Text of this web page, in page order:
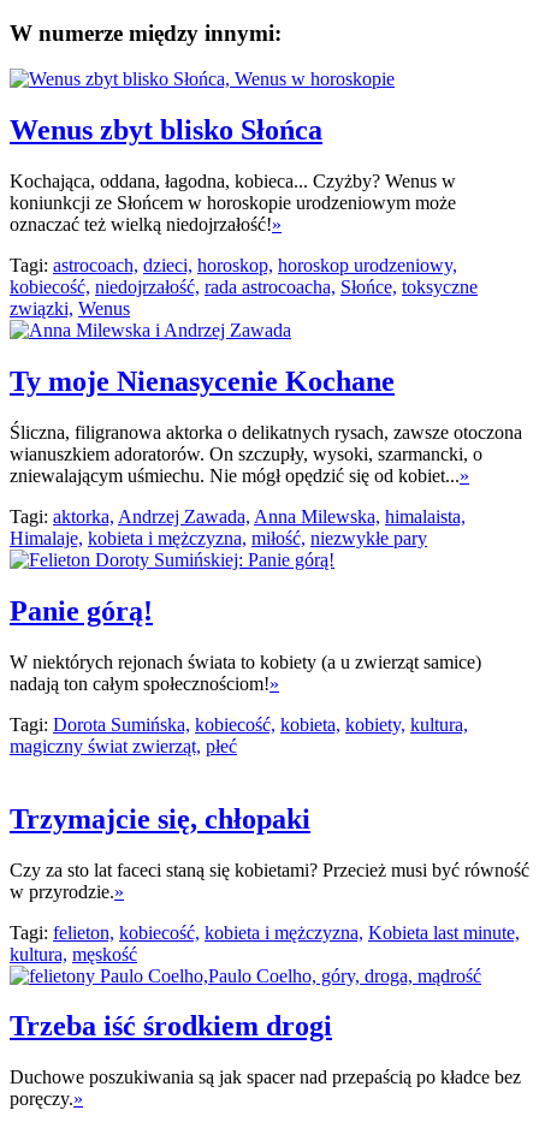
W numerze między innymi:
Wenus zbyt blisko Słońca
Kochająca, oddana, łagodna, kobieca... Czyżby? Wenus w
koniunkcji ze Słońcem w horoskopie urodzeniowym może
oznaczać też wielką niedojrzałość!»
Tagi: astrocoach, dzieci, horoskop, horoskop urodzeniowy,
kobiecość, niedojrzałość, rada astrocoacha, Słońce, toksyczne
związki, Wenus
Ty moje Nienasycenie Kochane
Śliczna, filigranowa aktorka o delikatnych rysach, zawsze otoczona
wianuszkiem adoratorów. On szczupły, wysoki, szarmancki, o
zniewalającym uśmiechu. Nie mógł opędzić się od kobiet...»
Tagi: aktorka, Andrzej Zawada, Anna Milewska, himalaista,
Himalaje, kobieta i mężczyzna, miłość, niezwykłe pary
Panie górą!
W niektórych rejonach świata to kobiety (a u zwierząt samice)
nadają ton całym społecznościom!»
Tagi: Dorota Sumińska, kobiecość, kobieta, kobiety, kultura,
magiczny świat zwierząt, płeć
Trzymajcie się, chłopaki
Czy za sto lat faceci staną się kobietami? Przecież musi być równość
w przyrodzie.»
Tagi: felieton, kobiecość, kobieta i mężczyzna, Kobieta last minute,
kultura, męskość
Trzeba iść środkiem drogi
Duchowe poszukiwania są jak spacer nad przepaścią po kładce bez
poręczy.»